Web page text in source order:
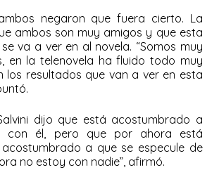
negaron que fuera cierto. La
ambos son muy amigos y que esta
va a ver en al novela. “Somos muy
en la telenovela ha fluido todo muy
los resultados que van a ver en esta
dijo que está acostumbrado a
con él, pero que por ahora está
acostumbrado a que se especule de
no estoy con nadie”, afirmó.